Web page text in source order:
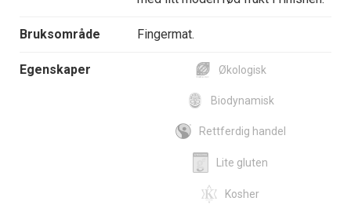
Bruksområde Fingermat.
Egenskaper Økologisk
Biodynamisk
Rettferdig handel
Lite gluten
Kosher